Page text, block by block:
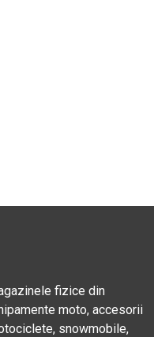
fizice din
moto, accesorii
snowmobile,